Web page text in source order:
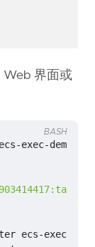
Web 界面或
exec-
BASH